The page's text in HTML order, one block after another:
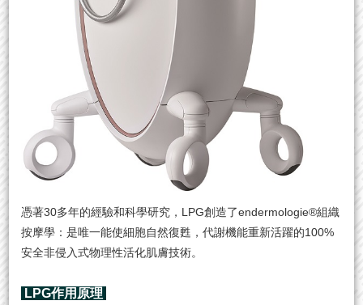
憑著30多年的經驗和科學研究，LPG創造了endermologie®組織
按摩學：是唯一能使細胞自然復甦 ，代謝機能重新活躍的100%
安全非侵入式物理性活化肌膚技術。
LPG作用原理